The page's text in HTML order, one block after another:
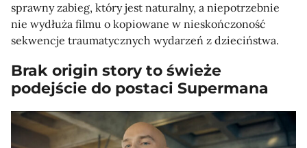
sprawny zabieg, który jest naturalny, a niepotrzebnie
nie wydłuża filmu o kopiowane w nieskończoność
sekwencje traumatycznych wydarzeń z dzieciństwa.
Brak origin story to świeże
podejście do postaci Supermana